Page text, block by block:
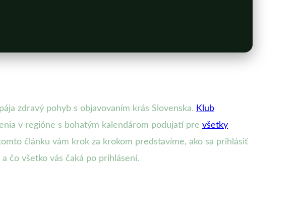
zdravý pohyb s objavovaním krás Slovenska. Klub
v regióne s bohatým kalendárom podujatí pre všetky
článku vám krok za krokom predstavíme, ako sa prihlásiť
čo všetko vás čaká po prihlásení.